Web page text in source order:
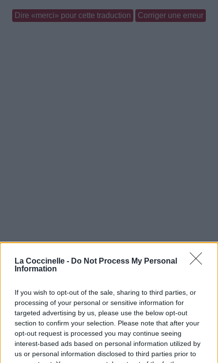
La Coccinelle - Do Not Process My Personal
Information
If you wish to opt-out of the sale, sharing to third parties, or
processing of your personal or sensitive information for
targeted advertising by us, please use the below opt-out
section to confirm your selection. Please note that after your
opt-out request is processed you may continue seeing
interest-based ads based on personal information utilized by
us or personal information disclosed to third parties prior to
Dire «merci» pour cette traduction Corriger une erreur